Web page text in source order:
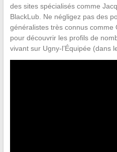
des sites spécialisés comme
BlackLub. Ne négligez pas des
généralistes très connus comme
pour découvrir les profils de
vivant sur Ugny-l’Équipée (dans